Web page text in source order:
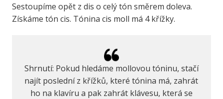
Sestoupíme opět z dis o celý tón směrem doleva.
Získáme tón cis. Tónina cis moll má 4 křížky.
Shrnutí: Pokud hledáme mollovou tóninu, stačí
najít poslední z křížků, které tónina má, zahrát
ho na klavíru a pak zahrát klávesu, která se